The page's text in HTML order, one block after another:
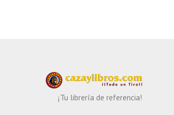
¡Tu librería de referencia!